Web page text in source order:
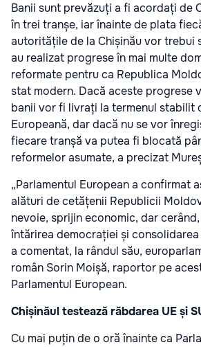
Banii sunt prevăzuți a fi acordați de
în trei tranșe, iar înainte de plata
autoritățile de la Chișinău vor trebui
au realizat progrese în mai multe
reformate pentru ca Republica
stat modern. Dacă aceste progrese
banii vor fi livrați la termenul stabilit
Europeană, dar dacă nu se vor
fiecare tranșă va putea fi blocată
reformelor asumate, a precizat
„Parlamentul European a confirmat
alături de cetățenii Republicii
nevoie, sprijin economic, dar
întărirea democrației și
a comentat, la rândul său,
român Sorin Moișă, raportor pe
Parlamentul European.
Chișinăul testează răbdarea UE și
Cu mai puțin de o oră înainte ca